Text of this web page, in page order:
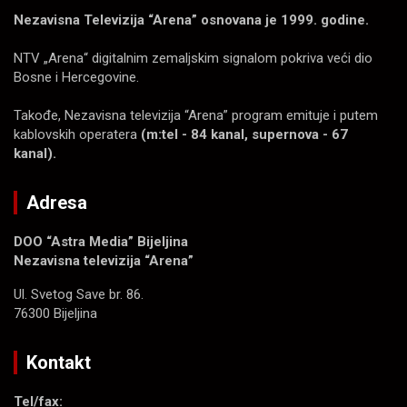
Nezavisna Televizija “Arena” osnovana je 1999. godine.
NTV „Arena“ digitalnim zemaljskim signalom pokriva veći dio
Bosne i Hercegovine.
Takođe, Nezavisna televizija “Arena” program emituje i putem
kablovskih operatera (m:tel - 84 kanal, supernova - 67
kanal).
Adresa
DOO “Astra Media” Bijeljina
Nezavisna televizija “Arena”
Ul. Svetog Save br. 86.
76300 Bijeljina
Kontakt
Tel/fax: